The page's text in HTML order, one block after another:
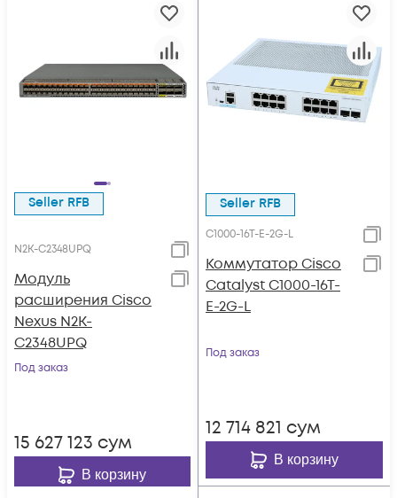
Seller RFB
N2K-C2348UPQ
Модуль
расширения Cisco
Nexus N2K-
C2348UPQ
Под заказ
15 627 123 сум
В корзину
Seller RFB
C1000-16T-E-2G-L
Коммутатор Cisco
Catalyst C1000-16T-
E-2G-L
Под заказ
12 714 821 сум
В корзину